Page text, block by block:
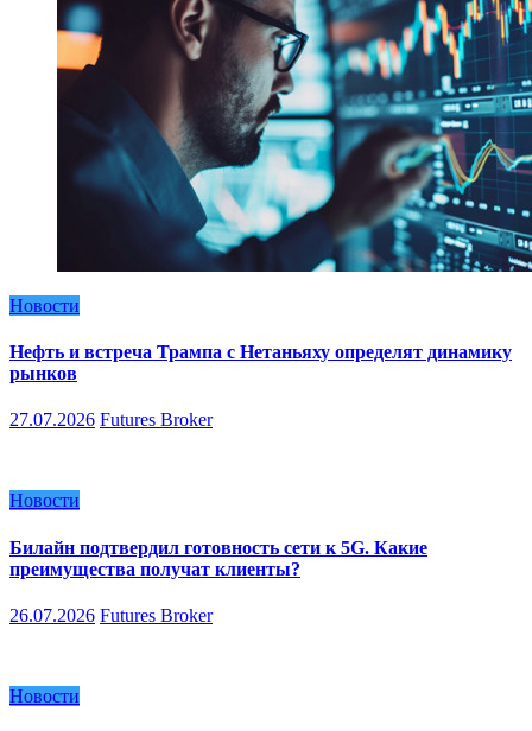
Новости
Нефть и встреча Трампа с Нетаньяху определят динамику
рынков
27.07.2026 Futures Broker
Новости
Билайн подтвердил готовность сети к 5G. Какие
преимущества получат клиенты?
26.07.2026 Futures Broker
Новости